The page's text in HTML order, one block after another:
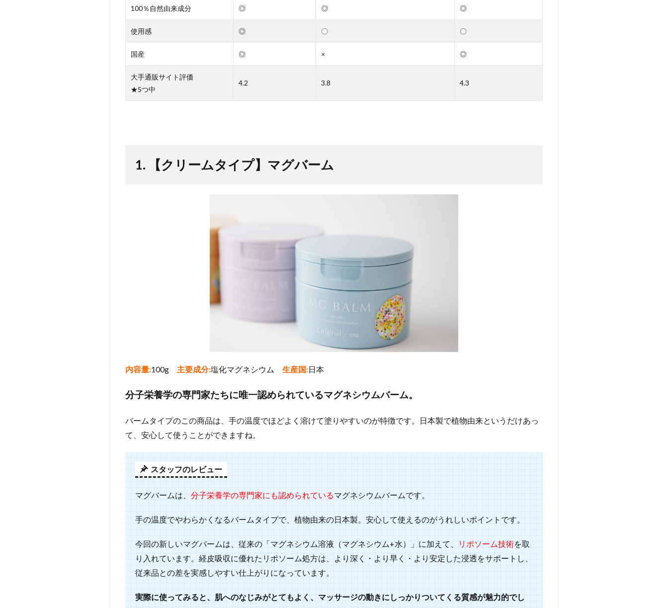
マグバ
Amazon
トップ
レビュ
ー（レ
ビュー
数787
在）
3.
【入
タイ
ソム
ソル
シー
クリ
スタ
ル
3.1
気に
なる
アイ
テム
はあ
りま
か？
100％自然由来成分 ◎ ◎ ◎
使用感 ◎ 〇 〇
国産 ◎ × ◎
大手通販サイト評価
★5つ中
4.2 3.8 4.3
1. 【クリームタイプ】マグバーム
内容量:100g 主要成分:塩化マグネシウム 生産国:日本
分子栄養学の専門家たちに唯一認められているマグネシウムバーム。
バームタイプのこの商品は、手の温度でほどよく溶けて塗りやすいのが特徴です。日本製で植物由来というだけあっ
て、安心して使うことができますね。
スタッフのレビュー
マグバームは、分子栄養学の専門家にも認められているマグネシウムバームです。
手の温度でやわらかくなるバームタイプで、植物由来の日本製。安心して使えるのがうれしいポイントです。
今回の新しいマグバームは、従来の「マグネシウム溶液（マグネシウム+水）」に加えて、リポソーム技術を取
り入れています。経皮吸収に優れたリポソーム処方は、より深く・より早く・より安定した浸透をサポートし、
従来品との差を実感しやすい仕上がりになっています。
実際に使ってみると、肌へのなじみがとてもよく、マッサージの動きにしっかりついてくる質感が魅力的でし